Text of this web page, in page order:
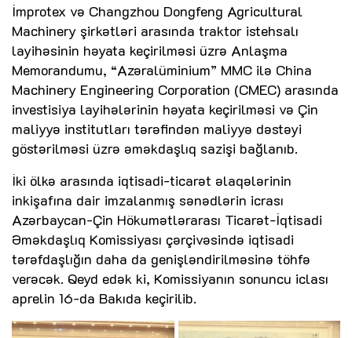
İmprotex və Changzhou Dongfeng Agricultural
Machinery şirkətləri arasında traktor istehsalı
layihəsinin həyata keçirilməsi üzrə Anlaşma
Memorandumu, “Azəralüminium” MMC ilə China
Machinery Engineering Corporation (CMEC) arasında
investisiya layihələrinin həyata keçirilməsi və Çin
maliyyə institutları tərəfindən maliyyə dəstəyi
göstərilməsi üzrə əməkdaşlıq sazişi bağlanıb.
İki ölkə arasında iqtisadi-ticarət əlaqələrinin
inkişafına dair imzalanmış sənədlərin icrası
Azərbaycan-Çin Hökumətlərarası Ticarət-İqtisadi
Əməkdaşlıq Komissiyası çərçivəsində iqtisadi
tərəfdaşlığın daha da genişləndirilməsinə töhfə
verəcək. Qeyd edək ki, Komissiyanın sonuncu iclası
aprelin 16-da Bakıda keçirilib.